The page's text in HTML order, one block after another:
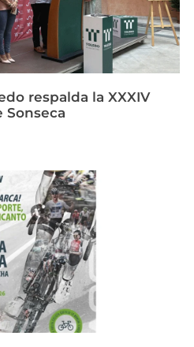
respalda la XXXIV
Sonseca